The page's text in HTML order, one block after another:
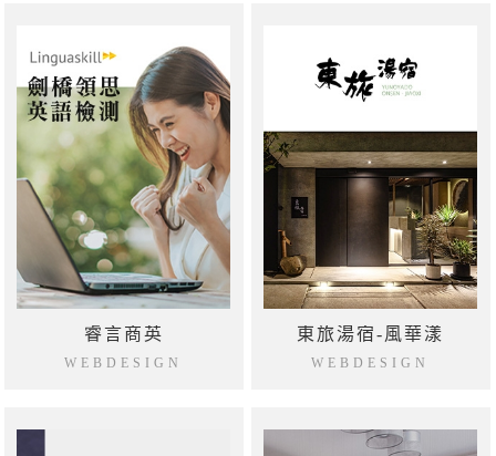
睿言商英
WEBDESIGN
東旅湯宿-風華漾
WEBDESIGN